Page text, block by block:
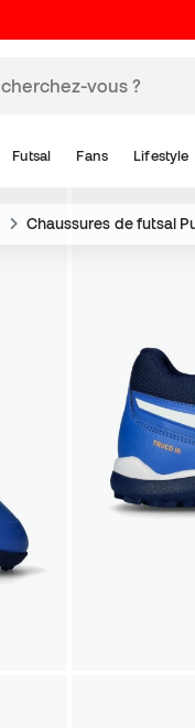
Futsal Fans Lifestyle
Chaussures de futsal